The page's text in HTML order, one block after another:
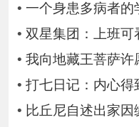
• 一个身患多病者
• 双星集团：上班可
• 我向地藏王菩萨许
• 打七日记：内心得
• 比丘尼自述出家